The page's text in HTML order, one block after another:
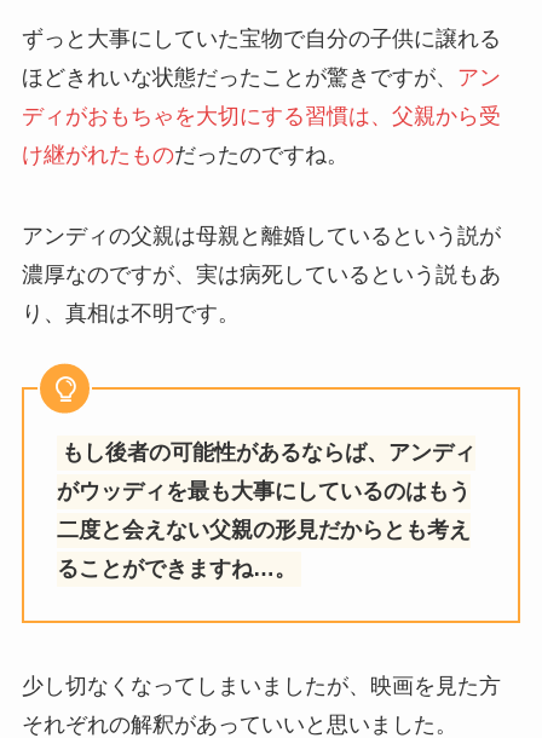
ずっと大事にしていた宝物で自分の子供に譲れる
ほどきれいな状態だったことが驚きですが、 アン
ディがおもちゃを大切にする習慣は、父親から受
け継がれたものだったのですね。
アンディの父親は母親と離婚しているという説が
濃厚なのですが、実は病死しているという説もあ
り、真相は不明です。
もし後者の可能性があるならば、アンディ
がウッディを最も大事にしているのはもう
二度と会えない父親の形見だからとも考え
ることができますね…。
少し切なくなってしまいましたが、映画を見た方
それぞれの解釈があっていいと思いました。